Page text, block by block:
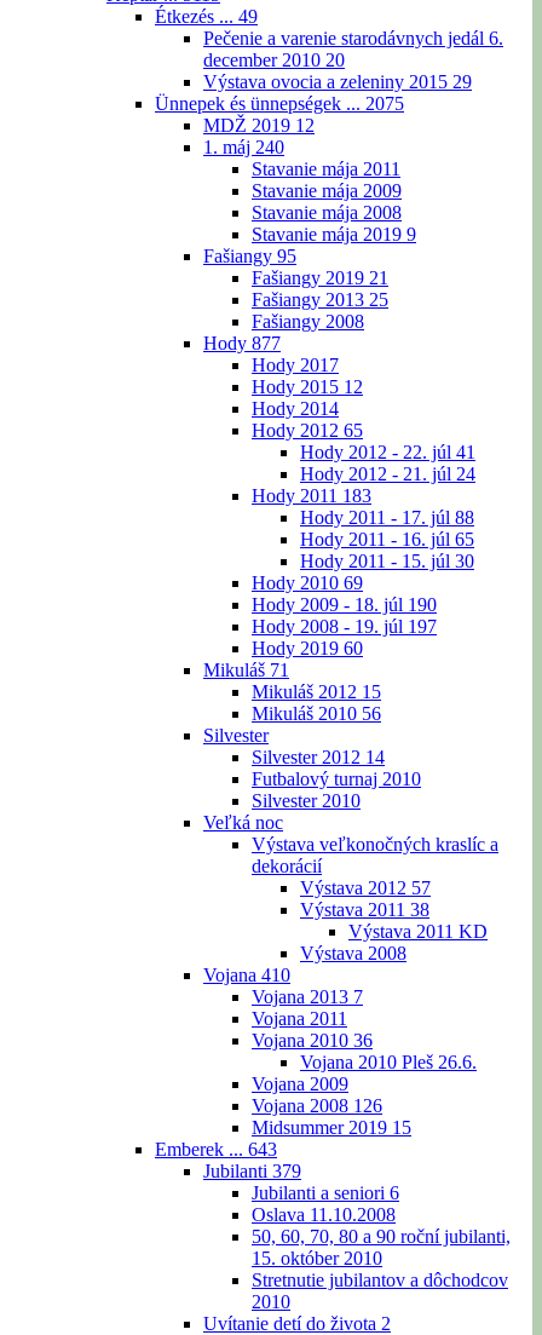
Étkezés ... 49
Pečenie a varenie starodávnych jedál 6.
december 2010 20
Výstava ovocia a zeleniny 2015 29
Ünnepek és ünnepségek ... 2075
MDŽ 2019 12
1. máj 240
Stavanie mája 2011
Stavanie mája 2009
Stavanie mája 2008
Stavanie mája 2019 9
Fašiangy 95
Fašiangy 2019 21
Fašiangy 2013 25
Fašiangy 2008
Hody 877
Hody 2017
Hody 2015 12
Hody 2014
Hody 2012 65
Hody 2012 - 22. júl 41
Hody 2012 - 21. júl 24
Hody 2011 183
Hody 2011 - 17. júl 88
Hody 2011 - 16. júl 65
Hody 2011 - 15. júl 30
Hody 2010 69
Hody 2009 - 18. júl 190
Hody 2008 - 19. júl 197
Hody 2019 60
Mikuláš 71
Mikuláš 2012 15
Mikuláš 2010 56
Silvester
Silvester 2012 14
Futbalový turnaj 2010
Silvester 2010
Veľká noc
Výstava veľkonočných kraslíc a
dekorácií
Výstava 2012 57
Výstava 2011 38
Výstava 2011 KD
Výstava 2008
Vojana 410
Vojana 2013 7
Vojana 2011
Vojana 2010 36
Vojana 2010 Pleš 26.6.
Vojana 2009
Vojana 2008 126
Midsummer 2019 15
Emberek ... 643
Jubilanti 379
Jubilanti a seniori 6
Oslava 11.10.2008
50, 60, 70, 80 a 90 roční jubilanti,
15. október 2010
Stretnutie jubilantov a dôchodcov
2010
Uvítanie detí do života 2